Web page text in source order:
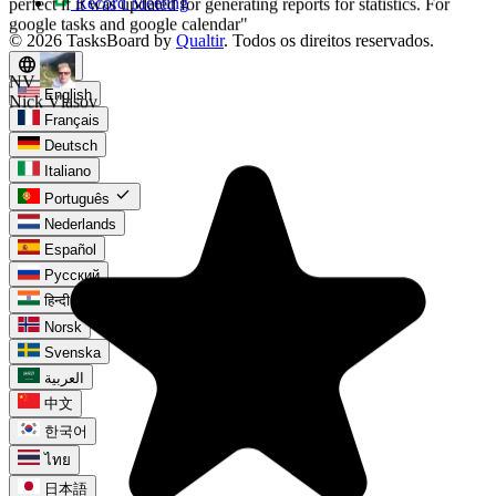
© 2026 TasksBoard by Qualtir. Todos os direitos reservados.
language pt expand_more
English
Français
Deutsch
Italiano
Português check
Nederlands
Español
Русский
हिन्दी
Norsk
Svenska
العربية
中文
한국어
ไทย
日本語